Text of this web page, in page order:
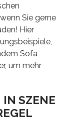
Sie gerne
Hier
Sofa
um mehr
IN SZENE